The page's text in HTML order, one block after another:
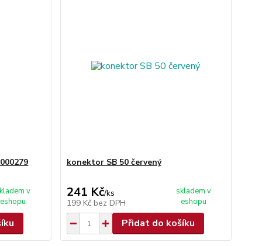
v
eshopu
konektor SB 50 červený
241 Kč/ks
199 Kč bez DPH
skladem v
eshopu
Přidat do košíku